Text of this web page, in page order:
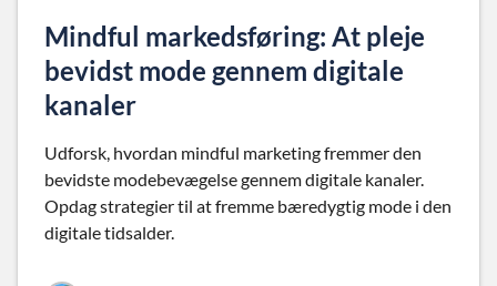
Mindful markedsføring: At pleje
bevidst mode gennem digitale
kanaler
Udforsk, hvordan mindful marketing fremmer den
bevidste modebevægelse gennem digitale kanaler.
Opdag strategier til at fremme bæredygtig mode i den
digitale tidsalder.